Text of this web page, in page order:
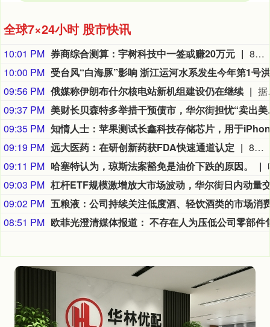
全球7×24小时 股市快讯
10:01 PM 券商综合测算：宇树科技中一签或赚20万元
8月10日，A股“人形机器人第一股”宇树科技（688836.SH）将在科创板正式开启申购。考虑到宇树科技本次发行流通盘规模较小，又叠加“第一股”的题材光环，多家券商综合测算显示，其预计中签率在万分之二至万分之三之间，远低于长鑫科技0.47%的中签率水平。数据显示，2026年以来A股新股上市首日平均涨幅高达276.04%，若以此测算，中一签宇树科技账面盈利有望突破20万元；若对标年内科创板新股首日466.61%的平均涨幅，单签盈利可达35.18万元。（21世纪经济报道）
10:00 PM
09:56 PM 俄媒称伊朗布什尔核电站新机组建设仍在继续
据俄罗斯媒体9日报道，俄罗斯国家原子能公司首席执行官利哈乔夫说
09:37 PM
美财长
09:35 PM
09:19 PM 远大医药：在研创新药获FDA快速通道认定
8月9日，远大医药（00512.HK）披露公告，公司FAP靶点创新核药GPN01530-2获得美国FDA授予快速通道资格（FTD）。GPN01530-2目前已获FDA批准开展用于诊断实体瘤的I/II期临床研究，此次获快速通道资格认定，有望加快GPN01530-2未来开发及上市进程。
09:11 PM 哈塞特认为，琼斯法案豁免是油价下跌的原因。
09:03 PM
09:02 PM
08:51 PM